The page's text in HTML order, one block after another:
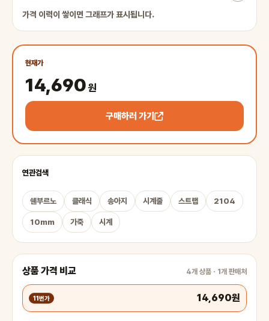
가격 이력이 쌓이면 그래프가 표시됩니다.
현재가
14,690원
구매하러 가기
연관검색
쉔부르노 클래식 송아지 시계줄 스트랩 2104
10mm 가죽 시계
상품 가격 비교 4개 상품 · 1개 판매처
11번가 14,690원